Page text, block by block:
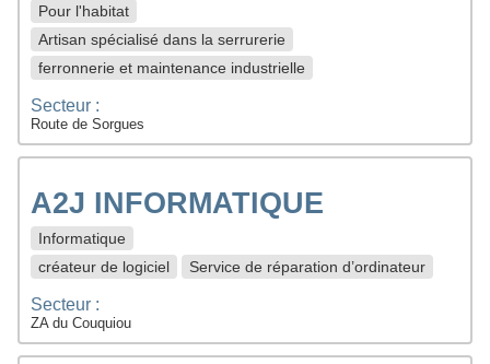
Pour l'habitat
Artisan spécialisé dans la serrurerie
ferronnerie et maintenance industrielle
Secteur :
Route de Sorgues
A2J INFORMATIQUE
Informatique
créateur de logiciel
Service de réparation d’ordinateur
Secteur :
ZA du Couquiou